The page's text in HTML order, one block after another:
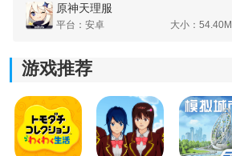
求。
原神天理服
平台：安卓 大小：54.40M
游戏推荐